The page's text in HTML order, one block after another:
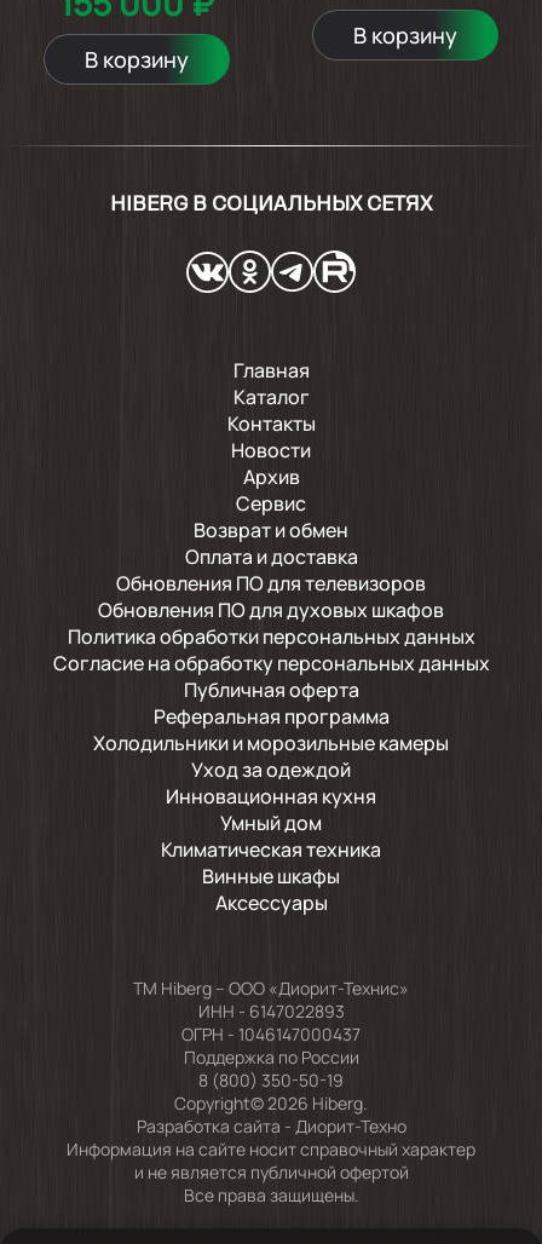
В корзину
В корзину
HIBERG В СОЦИАЛЬНЫХ СЕТЯХ
Главная
Каталог
Контакты
Новости
Архив
Сервис
Возврат и обмен
Оплата и доставка
Обновления ПО для телевизоров
Обновления ПО для духовых шкафов
Политика обработки персональных данных
Согласие на обработку персональных данных
Публичная оферта
Реферальная программа
Холодильники и морозильные камеры
Уход за одеждой
Инновационная кухня
Умный дом
Климатическая техника
Винные шкафы
Аксессуары
TM Hiberg – ООО «Диорит-Технис»
ИНН - 6147022893
ОГРН - 1046147000437
Поддержка по России
8 (800) 350-50-19
Copyright© 2026 Hiberg.
Разработка сайта - Диорит-Техно
Информация на сайте носит справочный характер
и не является публичной офертой
Все права защищены.